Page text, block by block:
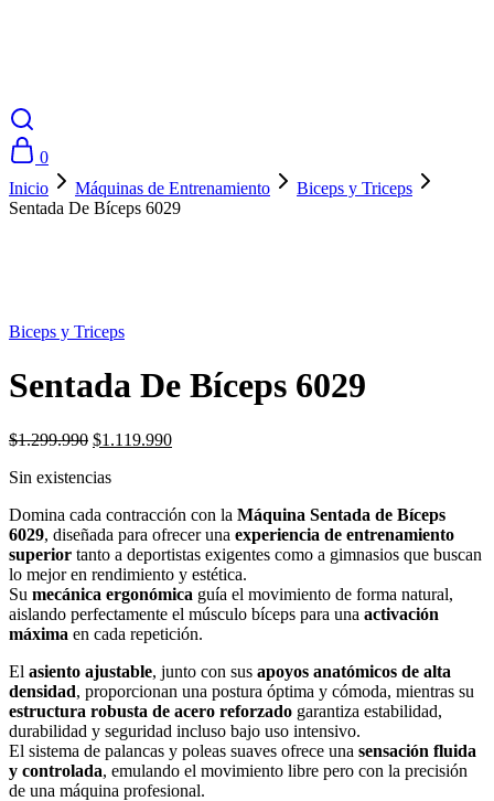
0
Inicio
Máquinas de Entrenamiento
Biceps y Triceps
Sentada De Bíceps 6029
Biceps y Triceps
Sentada De Bíceps 6029
$1.299.990 El
original
$1.299.990.
$1.119.990El
$1.119.990.
Sin existencias
Domina cada contracción con la Máquina Sentada de Bíceps
6029, diseñada para ofrecer una experiencia de entrenamiento
superior tanto a deportistas exigentes como a gimnasios que buscan
lo mejor en rendimiento y estética.
Su mecánica ergonómica guía el movimiento de forma natural,
aislando perfectamente el músculo bíceps para una activación
máxima en cada repetición.
El asiento ajustable, junto con sus apoyos anatómicos de alta
densidad, proporcionan una postura óptima y cómoda, mientras su
estructura robusta de acero reforzado garantiza estabilidad,
durabilidad y seguridad incluso bajo uso intensivo.
El sistema de palancas y poleas suaves ofrece una sensación fluida
y controlada, emulando el movimiento libre pero con la precisión
de una máquina profesional.